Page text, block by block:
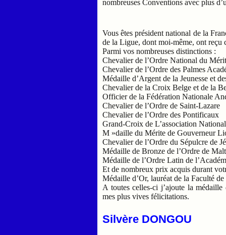
nombreuses Conventions avec plus
Vous êtes président national de la
de la Ligue, dont moi-même, ont reçu
Parmi vos nombreuses distinctions :
Chevalier de l’Ordre National du
Chevalier de l’Ordre des Palmes
Médaille d’Argent de la Jeunesse et
Chevalier de la Croix Belge et de la
Officier de la Fédération Nationale
Chevalier de l’Ordre de Saint-Lazare
Chevalier de l’Ordre des Pontificaux
Grand-Croix de L’association
M »daille du Mérite de Gouverneur
Chevalier de l’Ordre du Sépulcre de
Médaille de Bronze de l’Ordre de
Médaille de l’Ordre Latin de
Et de nombreux prix acquis durant
Médaille d’Or, lauréat de la Faculté
A toutes celles-ci j’ajoute la
mes plus vives félicitations.
Silvère DONGOU